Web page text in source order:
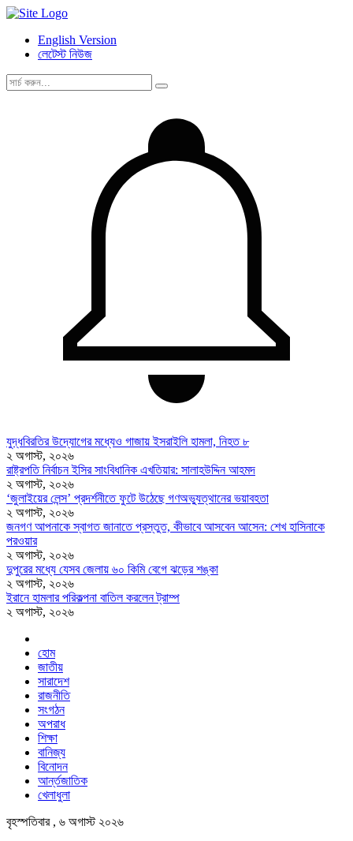
English Version
লেটেস্ট নিউজ
যুদ্ধবিরতির উদ্যোগের মধ্যেও গাজায় ইসরাইলি হামলা, নিহত ৮
২ অগাস্ট, ২০২৬
রাষ্ট্রপতি নির্বাচন ইসির সাংবিধানিক এখতিয়ার: সালাহউদ্দিন আহমদ
২ অগাস্ট, ২০২৬
‘জুলাইয়ের লেন্স’ প্রদর্শনীতে ফুটে উঠেছে গণঅভ্যুত্থানের ভয়াবহতা
২ অগাস্ট, ২০২৬
জনগণ আপনাকে স্বাগত জানাতে প্রস্তুত, কীভাবে আসবেন আসেন: শেখ হাসিনাকে
পরওয়ার
২ অগাস্ট, ২০২৬
দুপুরের মধ্যে যেসব জেলায় ৬০ কিমি বেগে ঝড়ের শঙ্কা
২ অগাস্ট, ২০২৬
ইরানে হামলার পরিকল্পনা বাতিল করলেন ট্রাম্প
২ অগাস্ট, ২০২৬
হোম
জাতীয়
সারাদেশ
রাজনীতি
সংগঠন
অপরাধ
শিক্ষা
বানিজ্য
বিনোদন
আর্ন্তজাতিক
খেলাধুলা
বৃহস্পতিবার , ৬ অগাস্ট ২০২৬